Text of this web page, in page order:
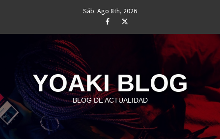
Sáb. Ago 8th, 2026
#
#
YOAKI BLOG
BLOG DE ACTUALIDAD